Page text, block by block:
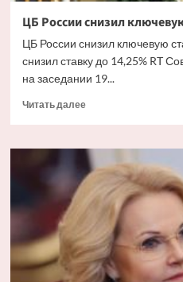
ЦБ России снизил
ЦБ России снизил ключевую
снизил ставку до 14,25% RT
на заседании 19...
Читать далееПрочитать
ЦБ
России
снизил
ключевую
ставку
14,25%